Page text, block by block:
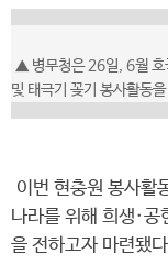
▲ 병무청은 26일, 6월 호
및 태극기 꽂기 봉사활
이번 현충원 봉사활
나라를 위해 희생·
을 전하고자 마련됐